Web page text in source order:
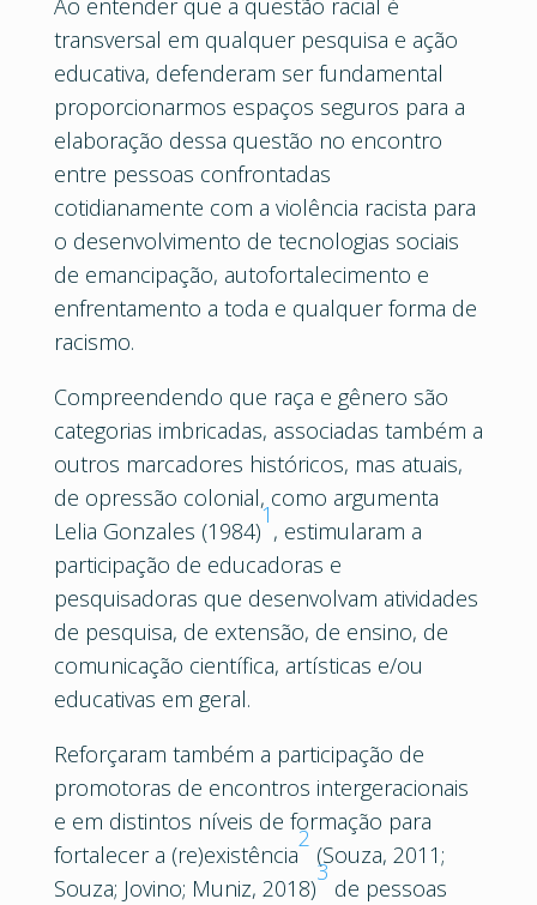
Ao entender que a questão racial é
transversal em qualquer pesquisa e ação
educativa, defenderam ser fundamental
proporcionarmos espaços seguros para a
elaboração dessa questão no encontro
entre pessoas confrontadas
cotidianamente com a violência racista para
o desenvolvimento de tecnologias sociais
de emancipação, autofortalecimento e
enfrentamento a toda e qualquer forma de
racismo.
Compreendendo que raça e gênero são
categorias imbricadas, associadas também a
outros marcadores históricos, mas atuais,
de opressão colonial, como argumenta
Lelia Gonzales (1984)
1
, estimularam a
participação de educadoras e
pesquisadoras que desenvolvam atividades
de pesquisa, de extensão, de ensino, de
comunicação científica, artísticas e/ou
educativas em geral.
Reforçaram também a participação de
promotoras de encontros intergeracionais
e em distintos níveis de formação para
fortalecer a (re)existência
2
(Souza, 2011;
Souza; Jovino; Muniz, 2018)
3
de pessoas